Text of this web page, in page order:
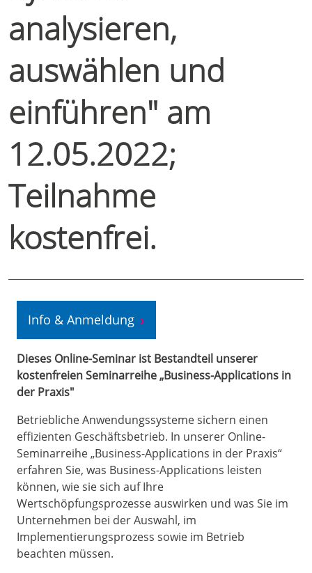
analysieren,
auswählen und
einführen" am
12.05.2022;
Teilnahme
kostenfrei.
Info & Anmeldung
Dieses Online-Seminar ist Bestandteil unserer
kostenfreien Seminarreihe „Business-Applications in
der Praxis"
Betriebliche Anwendungssysteme sichern einen
effizienten Geschäftsbetrieb. In unserer Online-
Seminarreihe „Business-Applications in der Praxis“
erfahren Sie, was Business-Applications leisten
können, wie sie sich auf Ihre
Wertschöpfungsprozesse auswirken und was Sie im
Unternehmen bei der Auswahl, im
Implementierungsprozess sowie im Betrieb
beachten müssen.